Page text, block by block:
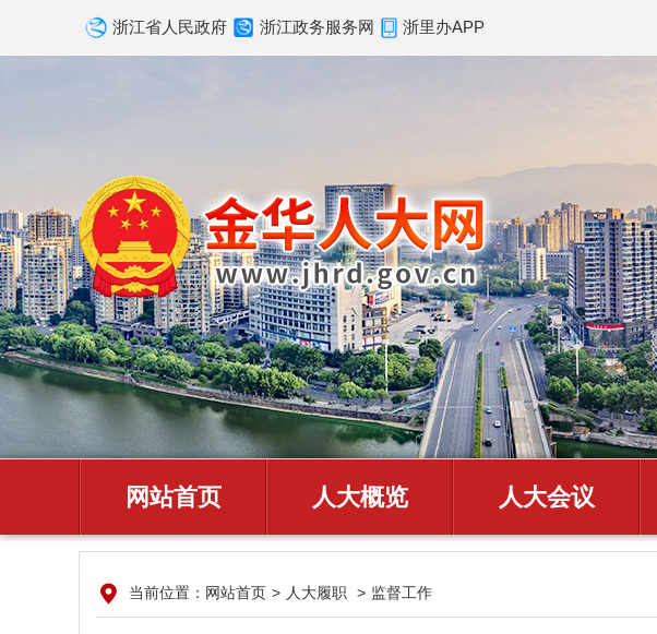
浙江省人民政府 浙江政务服务网 浙里办APP
网站首页 人大概览 人大会议
当前位置： 网站首页 > 人大履职 > 监督工作